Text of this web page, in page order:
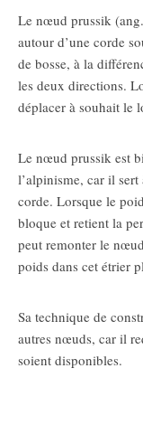
Le nœud prussik
autour d’une corde
de bosse, à la
les deux directions.
déplacer à souhait le
Le nœud prussik est
l’alpinisme, car il
corde. Lorsque le
bloque et retient la
peut remonter le
poids dans cet étrier
Sa technique de
autres nœuds, car il
soient disponibles.